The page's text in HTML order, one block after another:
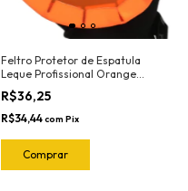
Feltro Protetor de Espatula
Leque Profissional Orange
(5und) 1023.O Joker
R$36,25
R$34,44com Pix